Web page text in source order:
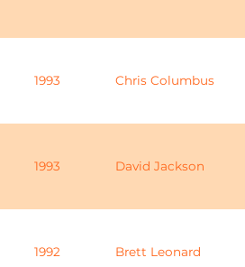
1993 Chris Columbus
1993 David Jackson
1992 Brett Leonard